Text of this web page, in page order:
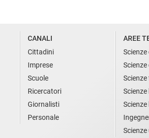
CANALI
Cittadini
Imprese
Scuole
Ricercatori
Giornalisti
Personale
AREE